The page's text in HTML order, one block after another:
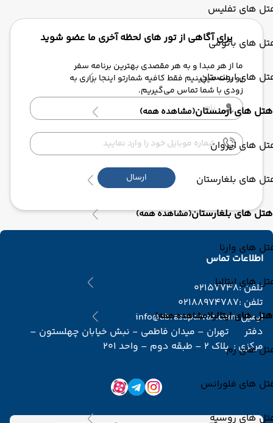
های تفلیس
های باتومی
های ارمنستان
هتل های ارمنستان(مشاهده همه)
های ایروان
های بلغارستان
هتل های بلغارستان(مشاهده همه)
های وارنا
های ایتالیا
هتل های ایتالیا(مشاهده همه)
های رم
های فلورانس
های روسیه
برای آگاهی از تور های لحظه آخری ما عضو شوید
ما از هر مبدا و به هر مقصدی بهترین برنامه سفر
رو برات میچینیم فقط کافیه شمارتو اینجا بزاری به
زودی با شما تماس می‌گیریم.
ارسال
اطلاعات تماس
تلفن :02157738
تلفن :02188974787
ایمیل :info@abrasaparvaz.com
دفتر
مرکزی :
تهران – میدان فاطمی - نبش خیابان چهلستون –
پلاک 2 – طبقه دوم – واحد 201